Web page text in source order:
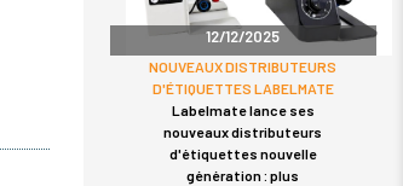
12/12/2025
NOUVEAUX DISTRIBUTEURS
D'ÉTIQUETTES LABELMATE
Labelmate lance ses
nouveaux distributeurs
d'étiquettes nouvelle
génération : plus